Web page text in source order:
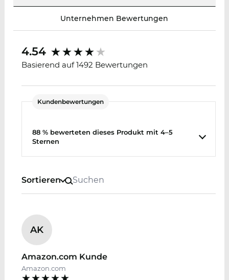
Unternehmen Bewertungen
4.54
Basierend auf 1492 Bewertungen
Kundenbewertungen
88 % bewerteten dieses Produkt mit 4–5
Sternen
Sortieren
AK
Amazon.com Kunde
Amazon.com